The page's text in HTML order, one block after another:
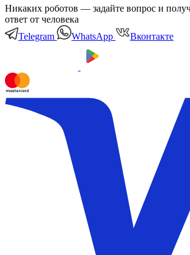
Никаких роботов — задайте вопрос и
ответ от человека
Telegram
WhatsApp Вконтакте